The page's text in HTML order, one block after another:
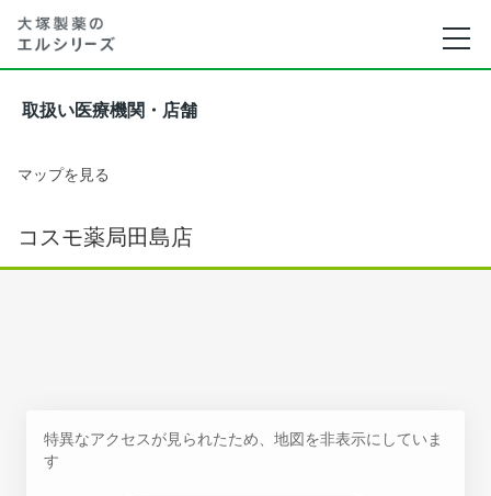
取扱い医療機関・店舗
マップを見る
コスモ薬局田島店
特異なアクセスが見られたため、地図を非表示にしていま
す